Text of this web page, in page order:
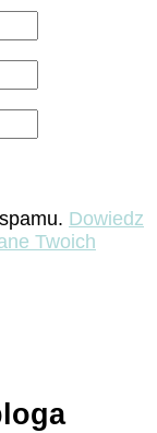
Dowiedz
Twoich